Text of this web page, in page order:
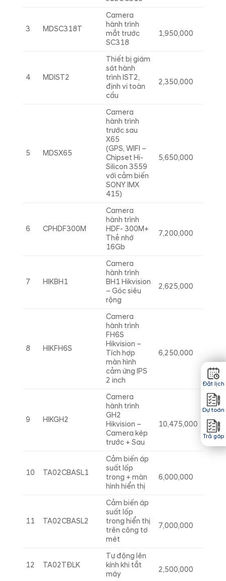
3 MDSC318T
Camera
hành trình
mắt trước
SC318
1,950,000
4 MDIST2
Thiết bị giám
sát hành
trình IST2,
định vi toàn
cầu
2,350,000
5 MDSX65
Camera
hành trình
trước sau
X65
(GPS, WIFI –
Chipset Hi-
Silicon 3559
với cảm biến
SONY IMX
415)
5,650,000
6 CPHDF300M
Camera
hành trình
HDF- 300M+
Thẻ nhớ
16Gb
7,200,000
7 HIKBH1
Camera
hành trình
BH1 Hikvision
– Góc siêu
rộng
2,625,000
8 HIKFH6S
Camera
hành trình
FH6S
Hikvision –
Tích hợp
màn hình
cảm ứng IPS
2 inch
6,250,000
9 HIKGH2
Camera
hành trình
GH2
Hikvision –
Camera kép
trước + Sau
10,475,000
10 TA02CBASL1
Cảm biến áp
suất lốp
trong + màn
hình hiển thị
6,000,000
11 TA02CBASL2
Cảm biến áp
suất lốp
trong hiển thị
trên công tơ
mét
7,000,000
12 TA02TĐLK
Tự động lên
kính khi tắt
máy
2,500,000
Đặt lịch
Dự toán
Trả góp